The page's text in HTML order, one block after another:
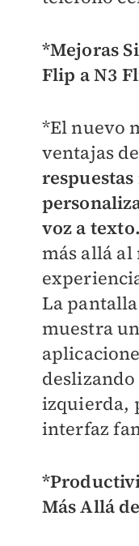
*Mejoras
Flip a N3
*El nuevo
ventajas
voz a texto.
más allá
La
muestra
izquierda,
interfaz
Más Allá